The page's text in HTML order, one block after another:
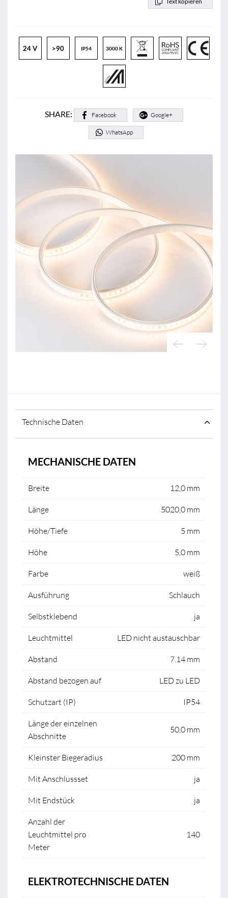
24 V >90 IP54 3000 K
SHARE: Facebook Google+
WhatsApp
Technische Daten
MECHANISCHE DATEN
Breite 12,0 mm
Länge 5020,0 mm
Höhe/Tiefe 5 mm
Höhe 5,0 mm
Farbe weiß
Ausführung Schlauch
Selbstklebend ja
Leuchtmittel LED nicht austauschbar
Abstand 7.14 mm
Abstand bezogen auf LED zu LED
Schutzart (IP) IP54
Länge der einzelnen
Abschnitte
50,0 mm
Kleinster Biegeradius 200 mm
Mit Anschlussset ja
Mit Endstück ja
Anzahl der
Leuchtmittel pro
Meter
140
ELEKTROTECHNISCHE DATEN